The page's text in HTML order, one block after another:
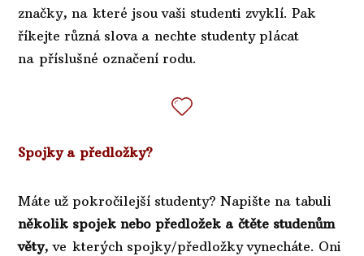
značky, na které jsou vaši studenti zvyklí. Pak
říkejte různá slova a nechte studenty plácat
na příslušné označení rodu.
Spojky a předložky?
Máte už pokročilejší studenty? Napište na tabuli
několik spojek nebo předložek a čtěte studenům
věty, ve kterých spojky/předložky vynecháte. Oni